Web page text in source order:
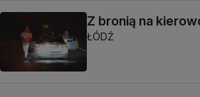
Z bronią na
ŁÓDŹ